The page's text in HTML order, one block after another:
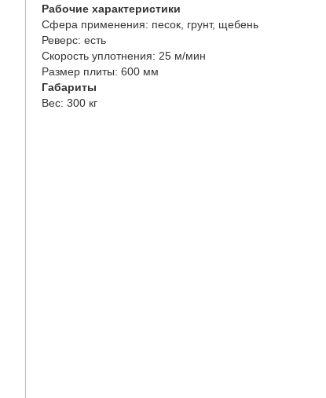
Рабочие характеристики
Сфера применения: песок, грунт, щебень
Реверс: есть
Скорость уплотнения: 25 м/мин
Размер плиты: 600 мм
Габариты
Вес: 300 кг